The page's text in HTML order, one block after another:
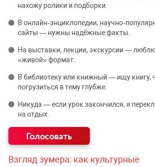
нахожу ролики и подборки.
В онлайн‑энциклопедии,
сайты — нужны надёжные факты.
На выставки, лекции, экскурсии —
«живой» формат.
В библиотеку или книжный — ищу книгу,
погрузиться в тему глубже.
Никуда — если урок закончился, я
на отдых.
Взгляд зумера: как культурные